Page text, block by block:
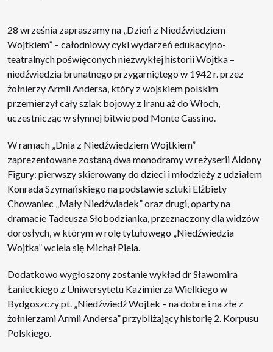
28 września zapraszamy na „Dzień z Niedźwiedziem
Wojtkiem” – całodniowy cykl wydarzeń edukacyjno-
teatralnych poświęconych niezwykłej historii Wojtka –
niedźwiedzia brunatnego przygarniętego w 1942 r. przez
żołnierzy Armii Andersa, który z wojskiem polskim
przemierzył cały szlak bojowy z Iranu aż do Włoch,
uczestnicząc w słynnej bitwie pod Monte Cassino.
W ramach „Dnia z Niedźwiedziem Wojtkiem”
zaprezentowane zostaną dwa monodramy w reżyserii Aldony
Figury: pierwszy skierowany do dzieci i młodzieży z udziałem
Konrada Szymańskiego na podstawie sztuki Elżbiety
Chowaniec „Mały Niedźwiadek” oraz drugi, oparty na
dramacie Tadeusza Słobodzianka, przeznaczony dla widzów
dorosłych, w którym w rolę tytułowego „Niedźwiedzia
Wojtka” wciela się Michał Piela.
Dodatkowo wygłoszony zostanie wykład dr Sławomira
Łanieckiego z Uniwersytetu Kazimierza Wielkiego w
Bydgoszczy pt. „Niedźwiedź Wojtek – na dobre i na złe z
żołnierzami Armii Andersa” przybliżający historię 2. Korpusu
Polskiego.